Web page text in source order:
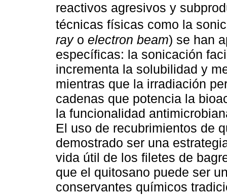
reactivos agresivos y
técnicas físicas como la
rayo electron beam) se han
específicas: la sonicación
incrementa la solubilidad y
mientras que la irradiación
cadenas que potencia la
la funcionalidad
El uso de recubrimientos de
demostrado ser una
vida útil de los filetes de
que el quitosano puede ser
conservantes químicos